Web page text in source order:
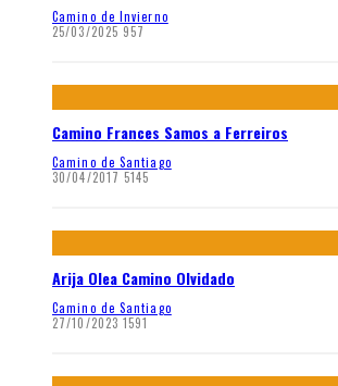
Camino de Invierno
25/03/2025 957
Camino Frances Samos a Ferreiros
Camino de Santiago
30/04/2017 5145
Arija Olea Camino Olvidado
Camino de Santiago
27/10/2023 1591